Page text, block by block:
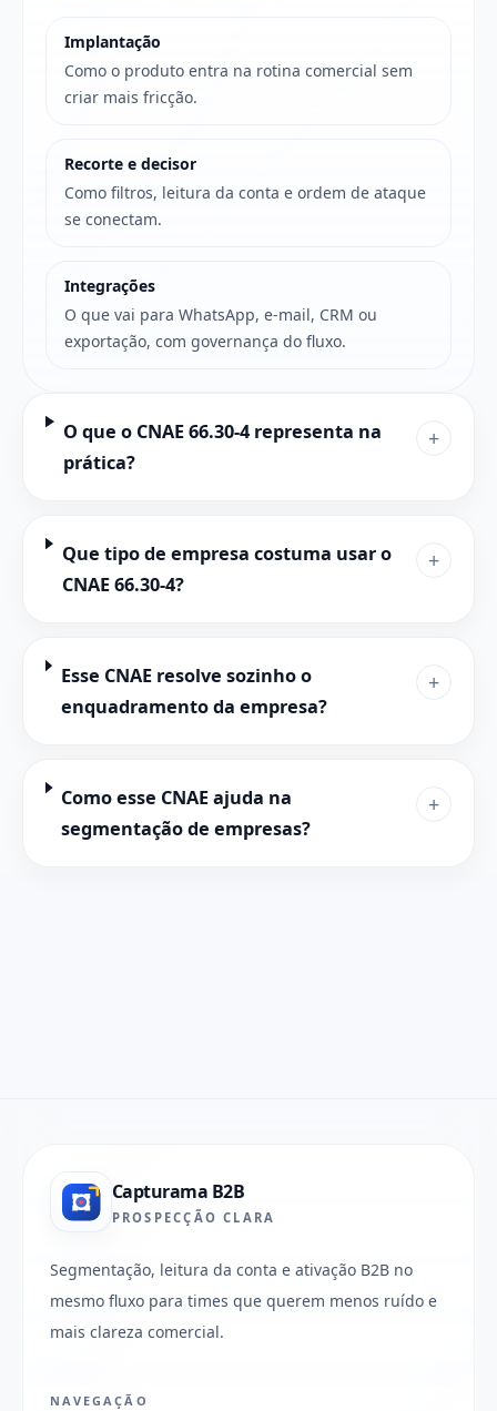
Implantação
Como o produto entra na rotina comercial sem
criar mais fricção.
Recorte e decisor
Como filtros, leitura da conta e ordem de ataque
se conectam.
Integrações
O que vai para WhatsApp, e-mail, CRM ou
exportação, com governança do fluxo.
O que o CNAE 66.30-4 representa na
prática?
+
Que tipo de empresa costuma usar o
CNAE 66.30-4?
+
Esse CNAE resolve sozinho o
enquadramento da empresa?
+
Como esse CNAE ajuda na
segmentação de empresas?
+
Capturama B2B
PROSPECÇÃO CLARA
Segmentação, leitura da conta e ativação B2B no
mesmo fluxo para times que querem menos ruído e
mais clareza comercial.
NAVEGAÇÃO